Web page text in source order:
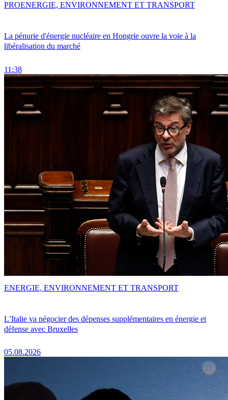
La pénurie d'énergie nucléaire en Hongrie ouvre la voie à la
libéralisation du marché
11:38
PROENERGIE, ENVIRONNEMENT ET TRANSPORT
L’Italie va négocier des dépenses supplémentaires en énergie et
défense avec Bruxelles
05.08.2026
ENERGIE, ENVIRONNEMENT ET TRANSPORT